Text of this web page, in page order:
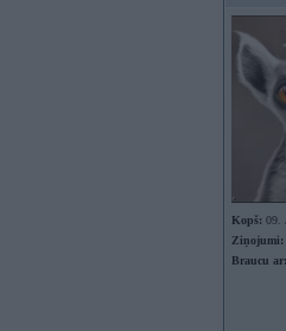
Kopš: 09.
Ziņojumi:
Braucu ar: